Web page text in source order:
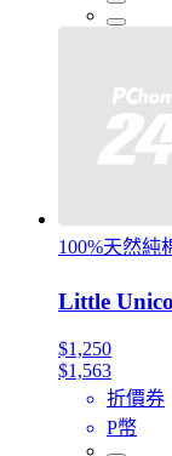
100%天然純
Little
$1,250
$1,563
折價券
P幣